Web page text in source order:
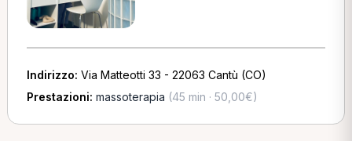
Indirizzo: Via Matteotti 33 - 22063 Cantù (CO)
Prestazioni: massoterapia (45 min · 50,00€)